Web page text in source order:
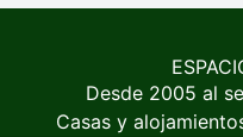
Desde 2005 al
Casas y